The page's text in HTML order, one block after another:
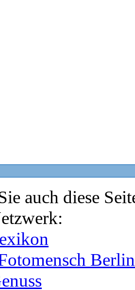
auch diese
Berlin